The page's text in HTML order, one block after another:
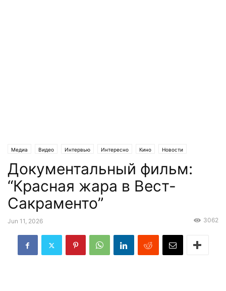
Медиа Видео Интервью Интересно Кино Новости
Криминал
Документальный фильм:
“Красная жара в Вест-
Сакраменто”
Jun 11, 2026 3062